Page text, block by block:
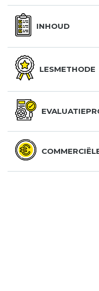
INHOUD
LESMETHODE